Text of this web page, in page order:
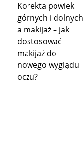
Korekta powiek
górnych i dolnych
a makijaż – jak
dostosować
makijaż do
nowego wyglądu
oczu?